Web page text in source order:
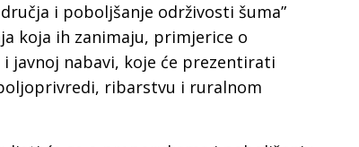
i poboljšanje održivosti šuma”
koja ih zanimaju, primjerice o
javnoj nabavi, koje će prezentirati
ribarstvu i ruralnom